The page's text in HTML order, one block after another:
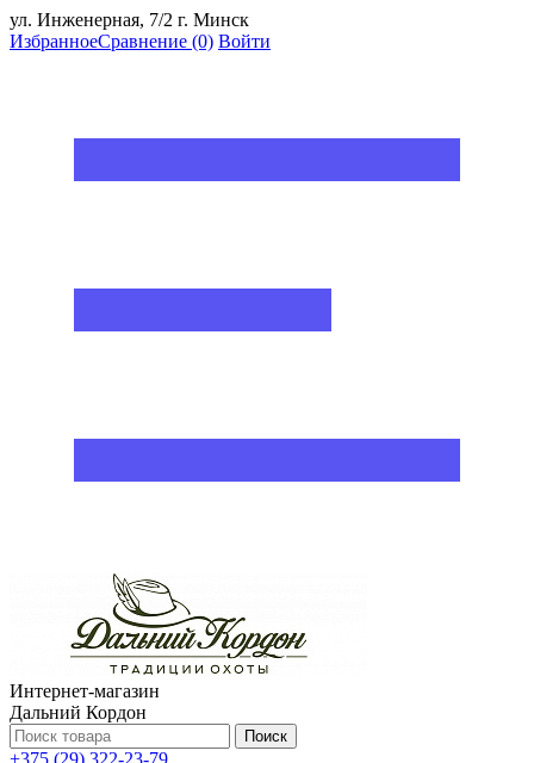
ул. Инженерная, 7/2 г. Минск
ИзбранноеСравнение (0) Войти
Интернет-магазин
Дальний Кордон
Поиск
+375 (29) 322-23-79